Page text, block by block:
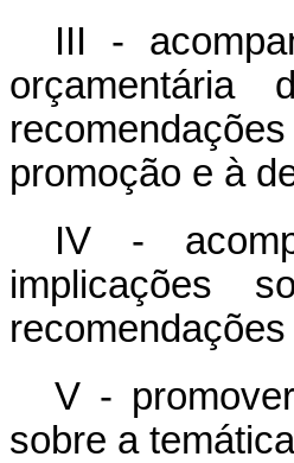
III -
orçamentária
promoção e à
IV -
implicações
V -
sobre a